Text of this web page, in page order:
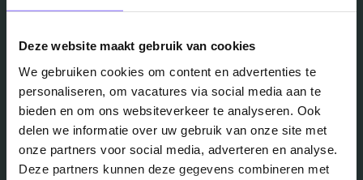
Deze website maakt gebruik van cookies
We gebruiken cookies om content en advertenties te
personaliseren, om vacatures via social media aan te
bieden en om ons websiteverkeer te analyseren. Ook
delen we informatie over uw gebruik van onze site met
onze partners voor social media, adverteren en analyse.
Deze partners kunnen deze gegevens combineren met
Vacatures
in je mailbox?
Schrijf je in en we houden je op de hoogte